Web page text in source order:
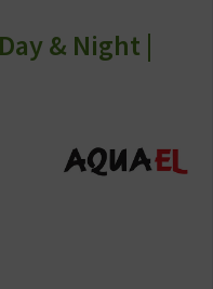
& Night |